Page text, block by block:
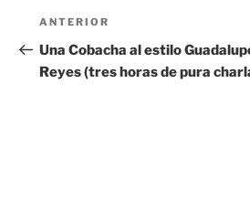
Navegación
de
entradas
Entrada
anterior:
ANTERIOR
Una Cobacha al estilo
Reyes (tres horas de pura